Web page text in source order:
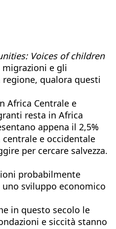
Voices of children
e gli
qualora questi
Africa Centrale e
resta in Africa
appena il 2,5%
e occidentale
per cercare salvezza.
probabilmente
sviluppo economico
in questo secolo le
e siccità stanno